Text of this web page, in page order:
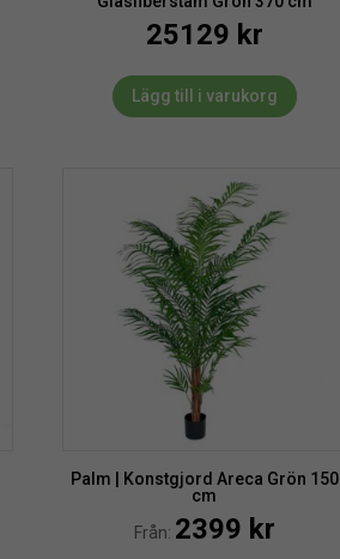
25129 kr
Lägg till i varukorg
Palm | Konstgjord Areca Grön 150
cm
Från: 2399 kr